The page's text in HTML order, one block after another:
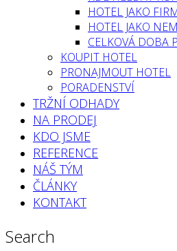
HOTEL JAKO
HOTEL JAKO
CELKOVÁ DOBA
KOUPIT HOTEL
PRONAJMOUT HOTEL
PORADENSTVÍ
TRŽNÍ ODHADY
NA PRODEJ
KDO JSME
REFERENCE
NÁŠ TÝM
ČLÁNKY
KONTAKT
Search